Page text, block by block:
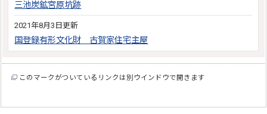
三池炭鉱宮原坑跡
2021年8月3日更新
国登録有形文化財 古賀家住宅主屋
このマークがついているリンクは別ウインドウで開きます